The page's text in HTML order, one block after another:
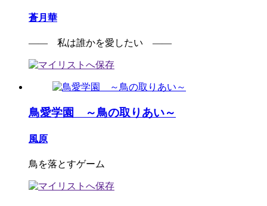
蒼月華
―― 私は誰かを愛したい ――
鳥愛学園 ～鳥の取りあい～
風原
鳥を落とすゲーム